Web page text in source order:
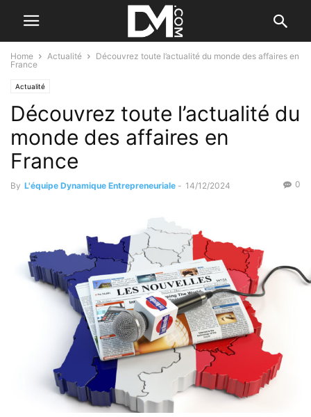
Home Actualité
Découvrez toute l’actualité du monde des affaires en
France
Actualité
Découvrez toute l’actualité du
monde des affaires en
France
By L'équipe Dynamique Entrepreneuriale - 14/12/2024 0